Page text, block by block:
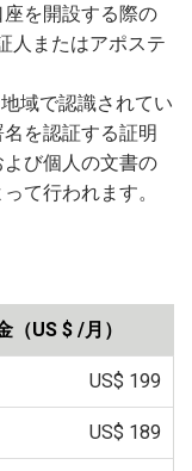
を開設する際の
人またはアポステ
域で認識されてい
を認証する証明
び個人の文書の
て行われます。
（US $ /月）
US$ 199
US$ 189